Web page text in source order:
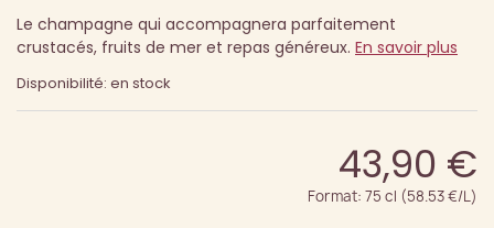
Le champagne qui accompagnera parfaitement
crustacés, fruits de mer et repas généreux. En savoir plus
Disponibilité: en stock
43,90 €
Format: 75 cl (58.53 €/L)